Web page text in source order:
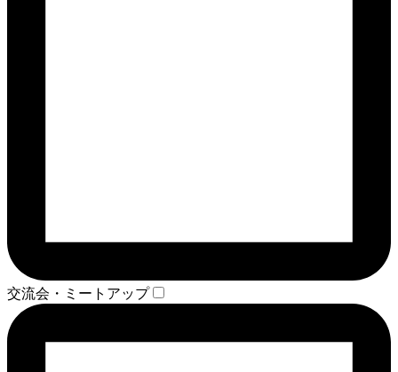
交流会・ミートアップ